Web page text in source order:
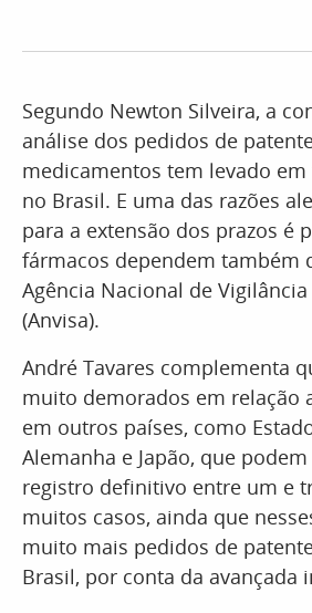
Segundo Newton Silveira, a
análise dos pedidos de
medicamentos tem levado
no Brasil. E uma das razões
para a extensão dos prazos é
fármacos dependem também
Agência Nacional de
(Anvisa).
André Tavares complementa
muito demorados em relação
em outros países, como
Alemanha e Japão, que
registro definitivo entre um e
muitos casos, ainda que
muito mais pedidos de
Brasil, por conta da avançada